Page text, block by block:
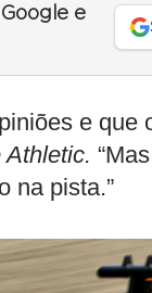
e
e que
Athletic.
na pista.”